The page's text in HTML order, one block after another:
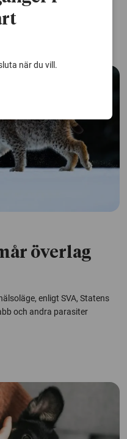
överlag
enligt SVA, Statens
och andra parasiter
när du vill.